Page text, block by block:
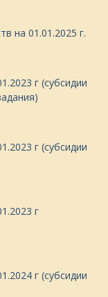
на 01.01.2025 г.
г (субсидии
г (субсидии
г
г (субсидии